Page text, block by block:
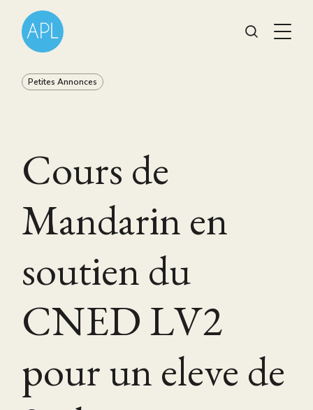
Petites Annonces
Cours de
Mandarin en
soutien du
CNED LV2
pour un eleve de